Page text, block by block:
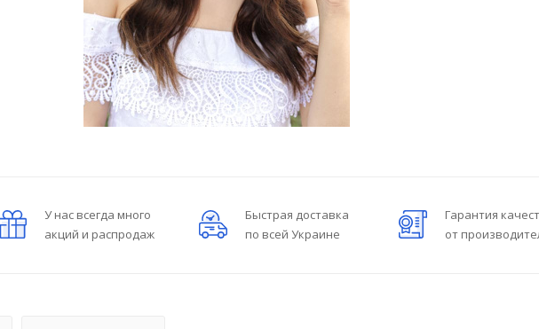
У нас всегда много
акций и распродаж
Быстрая доставка
по всей Украине
Гарантия
от